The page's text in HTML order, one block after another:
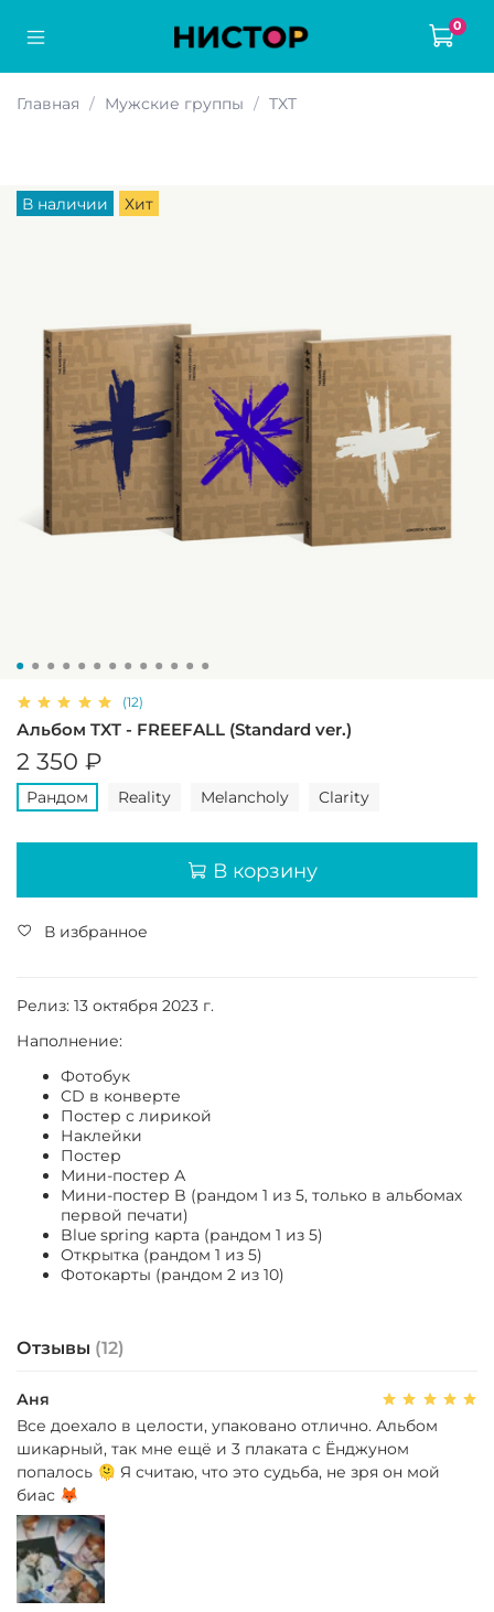
0
Главная Мужские группы TXT
В наличии Хит
(12)
Альбом TXT - FREEFALL (Standard ver.)
2 350 ₽
Рандом Reality Melancholy Clarity
В корзину
В избранное
Релиз: 13 октября 2023 г.
Наполнение:
Фотобук
CD в конверте
Постер с лирикой
Наклейки
Постер
Мини-постер А
Мини-постер B (рандом 1 из 5, только в альбомах
первой печати)
Blue spring карта (рандом 1 из 5)
Открытка (рандом 1 из 5)
Фотокарты (рандом 2 из 10)
Отзывы (12)
Аня
Все доехало в целости, упаковано отлично. Альбом
шикарный, так мне ещё и 3 плаката с Ёнджуном
попалось 🫠 Я считаю, что это судьба, не зря он мой
биас 🦊